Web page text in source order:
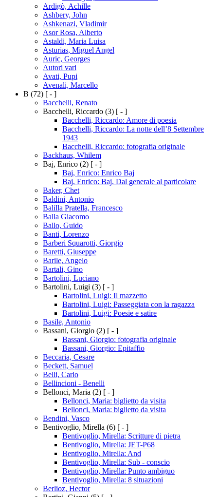
Ardigò, Achille
Ashbery, John
Ashkenazi, Vladimir
Asor Rosa, Alberto
Astaldi, Maria Luisa
Asturias, Miguel Angel
Auric, Georges
Autori vari
Avati, Pupi
Avenali, Marcello
B (72) [ - ]
Bacchelli, Renato
Bacchelli, Riccardo (3) [ - ]
Bacchelli, Riccardo: Amore di poesia
Bacchelli, Riccardo: La notte dell’8 Settembre
1943
Bacchelli, Riccardo: fotografia originale
Backhaus, Whilem
Baj, Enrico (2) [ - ]
Baj, Enrico: Enrico Baj
Baj, Enrico: Baj. Dal generale al particolare
Baker, Chet
Baldini, Antonio
Balilla Pratella, Francesco
Balla Giacomo
Ballo, Guido
Banti, Lorenzo
Barberi Squarotti, Giorgio
Baretti, Giuseppe
Barile, Angelo
Bartali, Gino
Bartolini, Luciano
Bartolini, Luigi (3) [ - ]
Bartolini, Luigi: Il mazzetto
Bartolini, Luigi: Passeggiata con la ragazza
Bartolini, Luigi: Poesie e satire
Basile, Antonio
Bassani, Giorgio (2) [ - ]
Bassani, Giorgio: fotografia originale
Bassani, Giorgio: Epitaffio
Beccaria, Cesare
Beckett, Samuel
Belli, Carlo
Bellincioni - Benelli
Bellonci, Maria (2) [ - ]
Bellonci, Maria: biglietto da visita
Bellonci, Maria: biglietto da visita
Bendini, Vasco
Bentivoglio, Mirella (6) [ - ]
Bentivoglio, Mirella: Scritture di pietra
Bentivoglio, Mirella: JET-P68
Bentivoglio, Mirella: And
Bentivoglio, Mirella: Sub - conscio
Bentivoglio, Mirella: Punto ambiguo
Bentivoglio, Mirella: 8 situazioni
Berlioz, Hector